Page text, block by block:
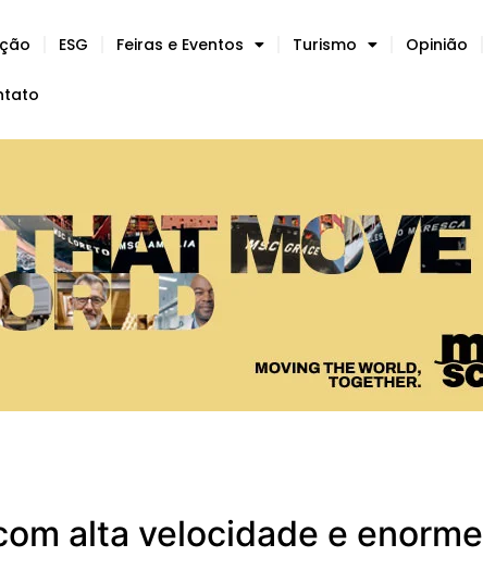
ESG Feiras e Eventos Turismo Opinião
alta velocidade e enorme